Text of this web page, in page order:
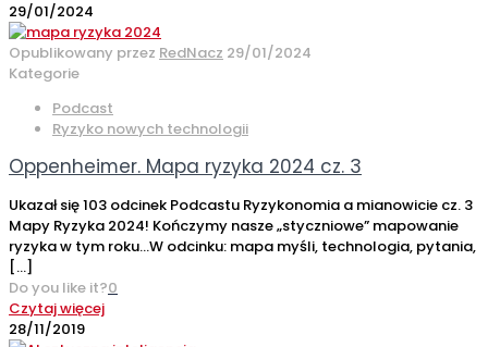
29/01/2024
Opublikowany przez RedNacz 29/01/2024
Kategorie
Podcast
Ryzyko nowych technologii
Oppenheimer. Mapa ryzyka 2024 cz. 3
Ukazał się 103 odcinek Podcastu Ryzykonomia a mianowicie cz. 3
Mapy Ryzyka 2024! Kończymy nasze „styczniowe” mapowanie
ryzyka w tym roku…W odcinku: mapa myśli, technologia, pytania,
[…]
Do you like it?0
Czytaj więcej
28/11/2019